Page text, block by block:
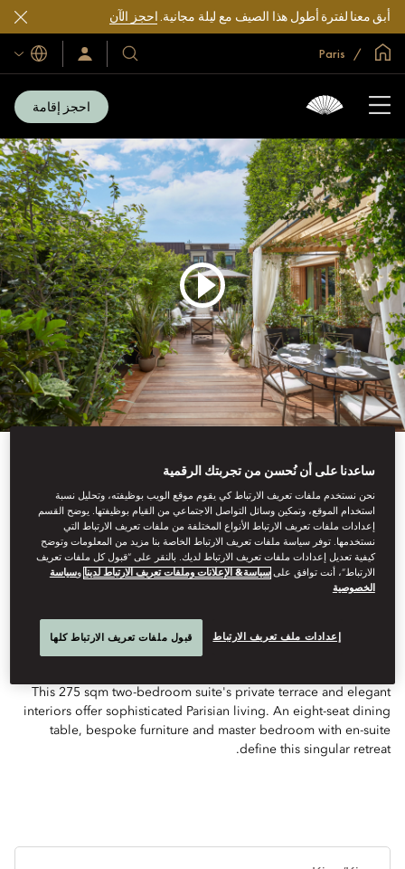
أبق معنا لفترة أطول هذا الصيف مع ليلة مجانية.احجز الآن
الصفحة الرئيسية العالمية
فنادقنا
ومنتجعاتنا
سجّل
الدخول/
اللغات
احجز إقامة
See All Rooms
PARISIAN TERRACE
SUITE
This 275 sqm two-bedroom suite's private terrace and elegant
interiors offer sophisticated Parisian living. An eight-seat dining
table, bespoke furniture and master bedroom with en-suite
define this singular retreat.
ساعدنا على أن نُحسن من تجربتك الرقمية
نحن نستخدم ملفات تعريف الارتباط كي يقوم موقع الويب بوظيفته، وتحليل نسبة
استخدام الموقع، وتمكين وسائل التواصل الاجتماعي من القيام بوظيفتها. يوضح القسم
إعدادات ملفات تعريف الارتباط الأنواع المختلفة من ملفات تعريف الارتباط التي
نستخدمها. توفر سياسة ملفات تعريف الارتباط الخاصة بنا مزيد من المعلومات وتوضح
كيفية تعديل إعدادات ملفات تعريف الارتباط لديك. بالنقر على “قبول كل ملفات تعريف
الارتباط”، أنت توافق علىسياسة& الإعلانات وملفات تعريف الارتباط لدينا وسياسة
الخصوصية
إعدادات ملف تعريف الارتباط قبول ملفات تعريف الارتباط كلها